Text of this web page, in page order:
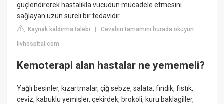
güçlendirerek hastalıkla vücudun mücadele etmesini
sağlayan uzun süreli bir tedavidir.
Kaynak kaldırma talebi |Cevabın tamamını burada okuyun:
livhospital.com
Kemoterapi alan hastalar ne yememeli?
Yağlı besinler, kızartmalar, çiğ sebze, salata, fındık, fıstık,
ceviz, kabuklu yemişler, çekirdek, brokoli, kuru baklagiller,